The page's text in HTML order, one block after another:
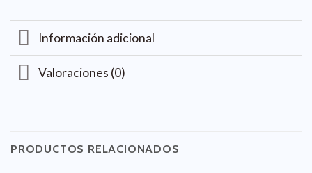
Información adicional
Valoraciones (0)
PRODUCTOS RELACIONADOS